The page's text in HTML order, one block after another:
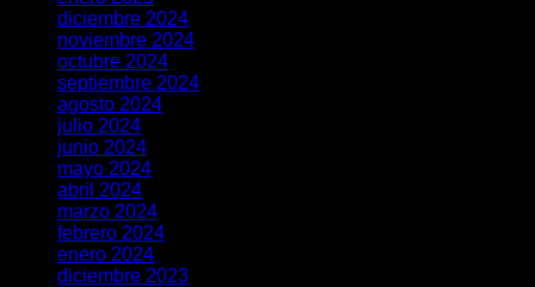
diciembre 2024
noviembre 2024
octubre 2024
septiembre 2024
agosto 2024
julio 2024
junio 2024
mayo 2024
abril 2024
marzo 2024
febrero 2024
enero 2024
diciembre 2023